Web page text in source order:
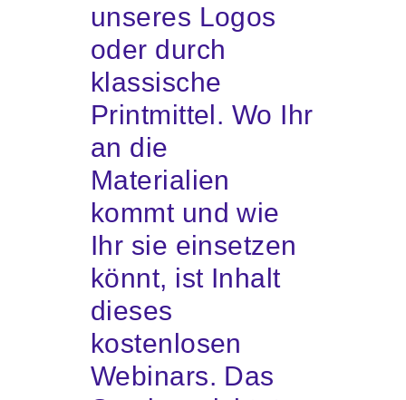
unseres Logos
oder durch
klassische
Printmittel. Wo Ihr
an die
Materialien
kommt und wie
Ihr sie einsetzen
könnt, ist Inhalt
dieses
kostenlosen
Webinars. Das